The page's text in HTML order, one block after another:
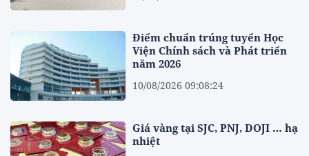
Điểm chuẩn trúng tuyển Học
Viện Chính sách và Phát triển
năm 2026
10/08/2026 09:08:24
Giá vàng tại SJC, PNJ, DOJI … hạ
nhiệt